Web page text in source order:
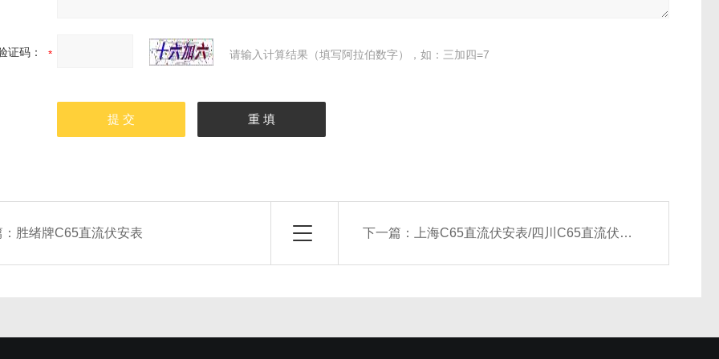
证码： 请输入计算结果（填写阿拉伯数字），如：三加四=7
胜绪牌C65直流伏安表 下一篇： 上海C65直流伏安表/四川C65直流伏安表